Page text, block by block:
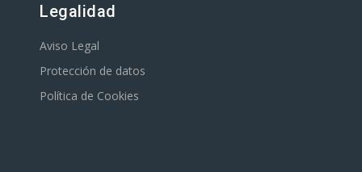
Legalidad
Aviso Legal
Protección de datos
Política de Cookies